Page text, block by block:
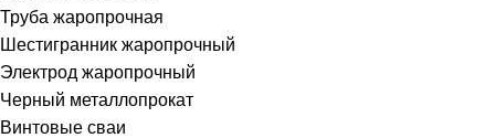
Труба жаропрочная
Шестигранник жаропрочный
Электрод жаропрочный
Черный металлопрокат
Винтовые сваи